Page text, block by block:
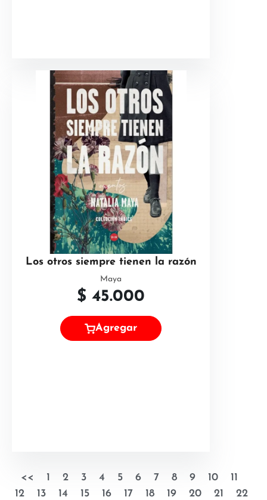
Los otros siempre tienen la razón
Maya
$ 45.000
Agregar
<< 1 2 3 4 5 6 7 8 9 10
11
12
13 14 15 16 17 18 19 20 21
22